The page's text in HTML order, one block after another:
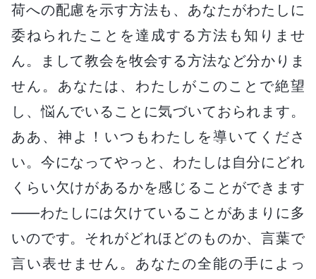
荷への配慮を示す方法も、あなたがわたしに
委ねられたことを達成する方法も知りませ
ん。まして教会を牧会する方法など分かりま
せん。あなたは、わたしがこのことで絶望
し、悩んでいることに気づいておられます。
ああ、神よ！いつもわたしを導いてくださ
い。今になってやっと、わたしは自分にどれ
くらい欠けがあるかを感じることができます
――わたしには欠けていることがあまりに多
いのです。それがどれほどのものか、言葉で
言い表せません。あなたの全能の手によっ